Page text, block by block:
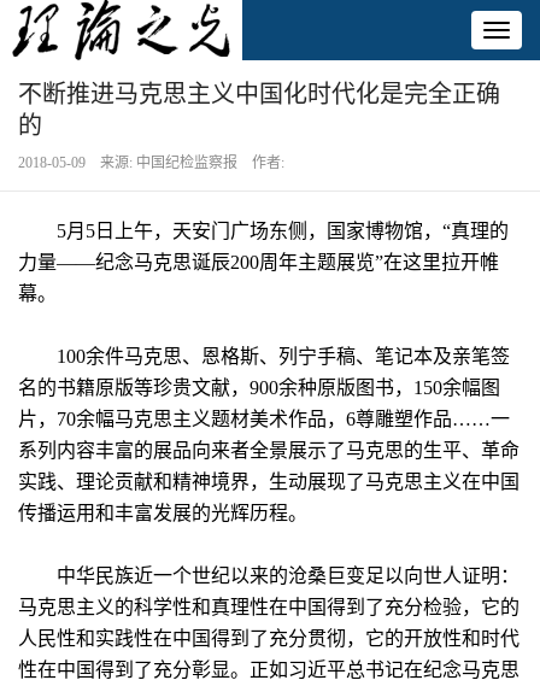
不断推进马克思主义中国化时代化是完全正确
的
2018-05-09 来源: 中国纪检监察报 作者:
5月5日上午，天安门广场东侧，国家博物馆，“真理的
力量——纪念马克思诞辰200周年主题展览”在这里拉开帷
幕。
100余件马克思、恩格斯、列宁手稿、笔记本及亲笔签
名的书籍原版等珍贵文献，900余种原版图书，150余幅图
片，70余幅马克思主义题材美术作品，6尊雕塑作品……一
系列内容丰富的展品向来者全景展示了马克思的生平、革命
实践、理论贡献和精神境界，生动展现了马克思主义在中国
传播运用和丰富发展的光辉历程。
中华民族近一个世纪以来的沧桑巨变足以向世人证明：
马克思主义的科学性和真理性在中国得到了充分检验，它的
人民性和实践性在中国得到了充分贯彻，它的开放性和时代
性在中国得到了充分彰显。正如习近平总书记在纪念马克思